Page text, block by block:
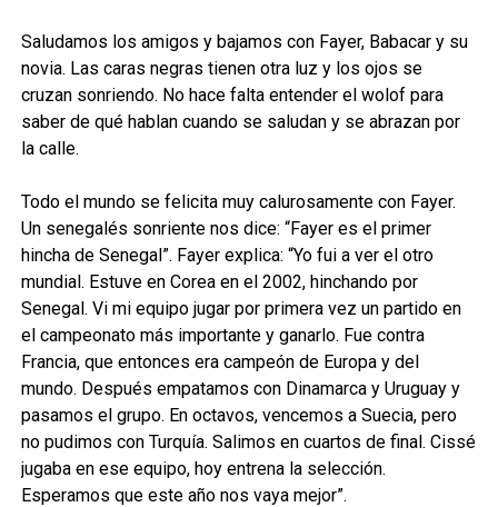
Saludamos los amigos y bajamos con Fayer, Babacar y su
novia. Las caras negras tienen otra luz y los ojos se
cruzan sonriendo. No hace falta entender el wolof para
saber de qué hablan cuando se saludan y se abrazan por
la calle.
Todo el mundo se felicita muy calurosamente con Fayer.
Un senegalés sonriente nos dice: “Fayer es el primer
hincha de Senegal”. Fayer explica: “Yo fui a ver el otro
mundial. Estuve en Corea en el 2002, hinchando por
Senegal. Vi mi equipo jugar por primera vez un partido en
el campeonato más importante y ganarlo. Fue contra
Francia, que entonces era campeón de Europa y del
mundo. Después empatamos con Dinamarca y Uruguay y
pasamos el grupo. En octavos, vencemos a Suecia, pero
no pudimos con Turquía. Salimos en cuartos de final. Cissé
jugaba en ese equipo, hoy entrena la selección.
Esperamos que este año nos vaya mejor”.